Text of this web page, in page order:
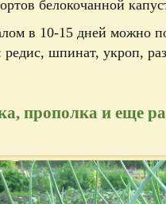
белокочанной
в 10-15 дней можно
редис, шпинат, укроп,
прополка и еще